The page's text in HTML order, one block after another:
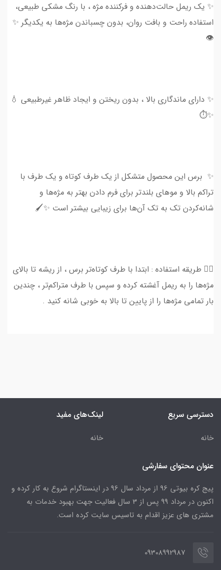
✨ یک ریمل حالت‌دهنده و فرکننده مژه ، با رنگ مشکی طبیعی،
استفاده راحت و بافت روان، بدون چسباندن مژه‌ها به یکدیگر ✨
👁
✨ دارای ماندگاری بالا ، بدون ریختن و ایجاد ظاهر غیرطبیعی 💧
✨⏱️
✨ برس این محصول متشکل از یک طرف کوتاه و یک طرف با
تراکم بالا و موهای بلندتر برای فرم دادن بهتر به مژه‌ها و
شانه‌کردن تک به تک آن‌ها برای زیبایی بیشتر است ✨🖌️
👈🏻 طریقه استفاده : ابتدا با طرف کوتاه‌تر برس ، از ریشه تا بالای
مژه‌ها را به ریمل آغشته کرده و سپس با طرف متراکم‌تر ، چندین
بار تمامی مژه‌ها را از پایین تا بالا به خوبی شانه کنید .
دسترسی سریع
خانه
لینک‌های مفید
خانه
عنوان محتوای سفارشی
پیج کره بیوتی 96 از مرداد سال 96 در اینستاگرام شروع به کار کرده و
اکنون در مرداد 99 پس از 3 سال فعالیت جهت بهبود خدمات به
مشتری های عزیز اقدام به تاسیس سایت کرده است.
09308992987